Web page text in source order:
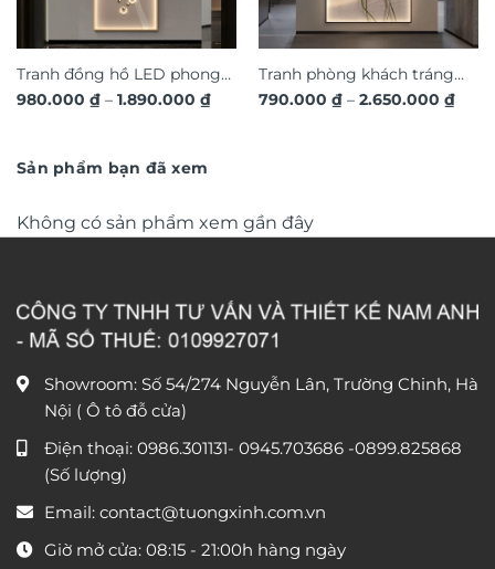
Tranh đồng hồ LED phong
cảnh 3D nghệ thuật DG365
980.000 ₫ – 1.890.000 ₫Khoảng
Tranh phòng khách tráng
gương đèn LED đính đá pha
790.000 ₫ – 2.650.000 ₫
Sản phẩm bạn đã xem
Không có sản phẩm xem gần đây
Showroom: Số 54/274 Nguyễn Lân, Trường Chinh, Hà
Nội ( Ô tô đỗ cửa)
Điện thoại: 0986.301131- 0945.703686 -0899.825868
(Số lượng)
Email: contact@tuongxinh.com.vn
Giờ mở cửa: 08:15 - 21:00h hàng ngày